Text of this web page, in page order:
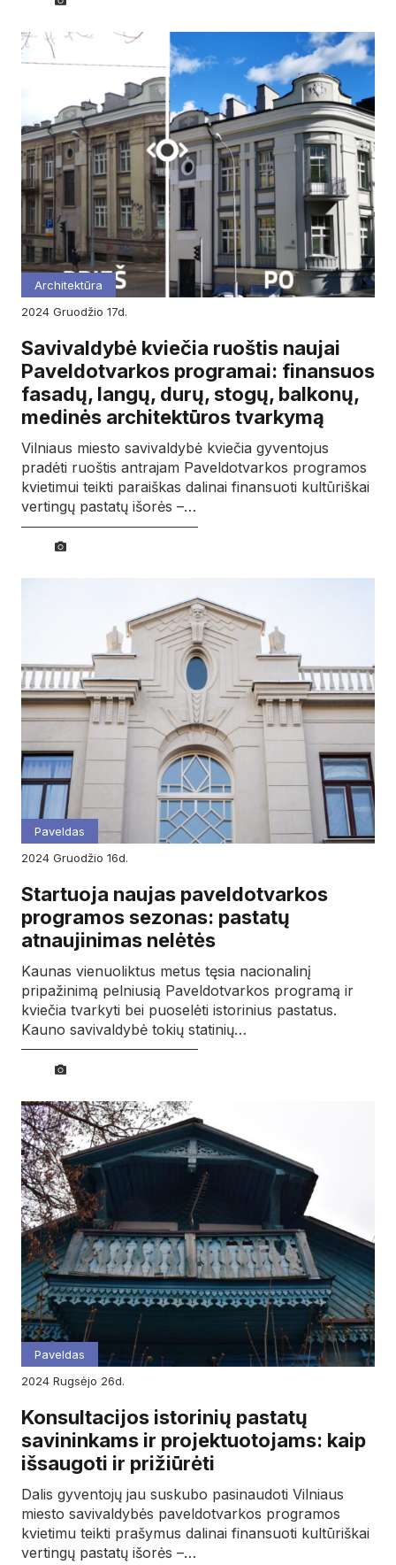
Architektūra
2024
gruodžio 17d.
Savivaldybė kviečia ruoštis naujai
Paveldotvarkos programai: finansuos
fasadų, langų, durų, stogų, balkonų,
medinės architektūros tvarkymą
Vilniaus miesto savivaldybė kviečia gyventojus
pradėti ruoštis antrajam Paveldotvarkos programos
kvietimui teikti paraiškas dalinai finansuoti kultūriškai
vertingų pastatų išorės –…
Paveldas
2024
gruodžio 16d.
Startuoja naujas paveldotvarkos
programos sezonas: pastatų
atnaujinimas nelėtės
Kaunas vienuoliktus metus tęsia nacionalinį
pripažinimą pelniusią Paveldotvarkos programą ir
kviečia tvarkyti bei puoselėti istorinius pastatus.
Kauno savivaldybė tokių statinių…
Paveldas
2024
rugsėjo 26d.
Konsultacijos istorinių pastatų
savininkams ir projektuotojams: kaip
išsaugoti ir prižiūrėti
Dalis gyventojų jau suskubo pasinaudoti Vilniaus
miesto savivaldybės paveldotvarkos programos
kvietimu teikti prašymus dalinai finansuoti kultūriškai
vertingų pastatų išorės –…